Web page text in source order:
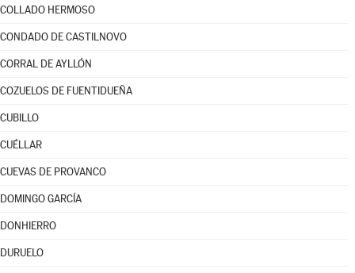
COLLADO HERMOSO
CONDADO DE CASTILNOVO
CORRAL DE AYLLÓN
COZUELOS DE FUENTIDUEÑA
CUBILLO
CUÉLLAR
CUEVAS DE PROVANCO
DOMINGO GARCÍA
DONHIERRO
DURUELO